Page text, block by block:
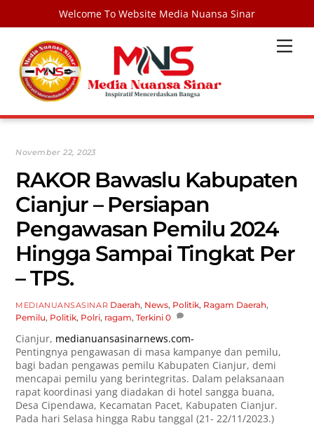
Welcome To Website Media Nuansa Sinar
content
November 22, 2023
RAKOR Bawaslu Kabupaten
Cianjur – Persiapan
Pengawasan Pemilu 2024
Hingga Sampai Tingkat Per
– TPS.
MEDIANUANSASINAR Daerah, News, Politik, Ragam Daerah,
Pemilu, Politik, Polri, ragam,Terkini 0
Cianjur, medianuansasinarnews.com-
Pentingnya pengawasan di masa kampanye dan pemilu,
bagi badan pengawas pemilu Kabupaten Cianjur, demi
mencapai pemilu yang berintegritas. Dalam pelaksanaan
rapat koordinasi yang diadakan di hotel sangga buana,
Desa Cipendawa, Kecamatan Pacet, Kabupaten Cianjur.
Pada hari Selasa hingga Rabu tanggal (21- 22/11/2023.)